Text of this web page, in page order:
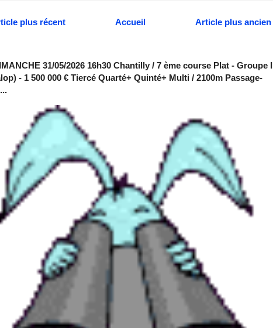
plus récent Article plus ancien
Accueil
31/05/2026 16h30 Chantilly / 7 ème course Plat - Groupe I
- 1 500 000 € Tiercé Quarté+ Quinté+ Multi / 2100m Passage-